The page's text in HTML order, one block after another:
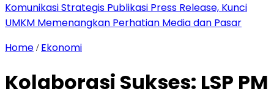
Komunikasi Strategis Publikasi Press Release, Kunci
UMKM Memenangkan Perhatian Media dan Pasar
Home / Ekonomi
Kolaborasi Sukses: LSP PM